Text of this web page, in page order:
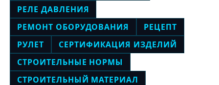
РЕЛЕ ДАВЛЕНИЯ
РЕМОНТ ОБОРУДОВАНИЯ
РЕЦЕПТ
РУЛЕТ
СЕРТИФИКАЦИЯ ИЗДЕЛИЙ
СТРОИТЕЛЬНЫЕ НОРМЫ
СТРОИТЕЛЬНЫЙ МАТЕРИАЛ